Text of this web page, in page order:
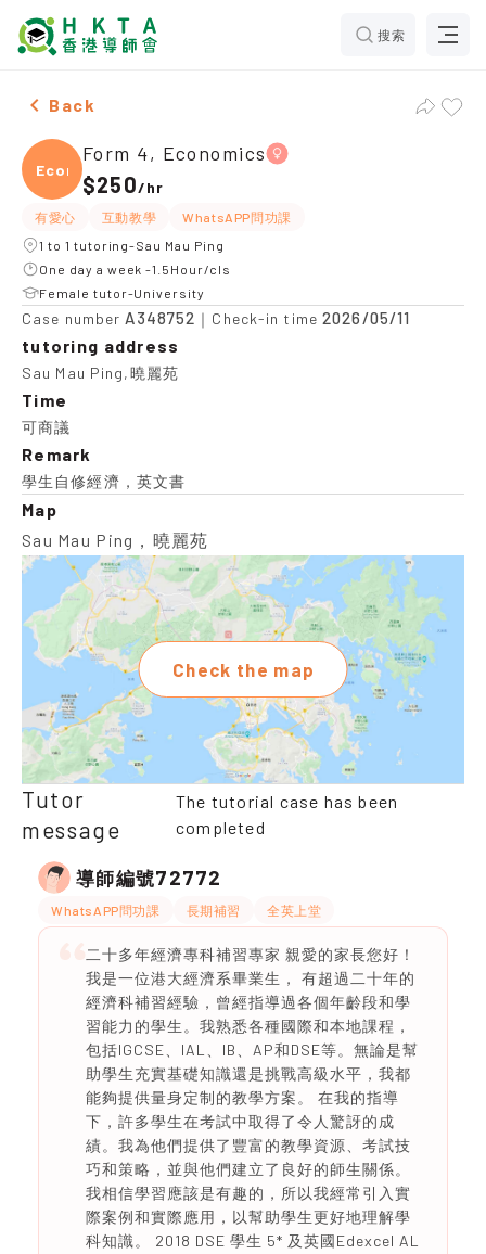
搜索
Female Form 4, Economics，Sau Mau Ping Tuition
Back
Econ
Form 4, Economics
$250/hr
有愛心 互動教學
WhatsAPP問功課
1 to 1 tutoring-Sau Mau Ping
One day a week -1.5Hour/cls
Female tutor-University
Case number A348752 ｜Check-in time2026/05/11
tutoring address
Sau Mau Ping,曉麗苑
Time
可商議
Remark
學生自修經濟，英文書
Map
Sau Mau Ping，曉麗苑
Check the map
Tutor
message
The tutorial case has been
completed
導師編號72772
WhatsAPP問功課 長期補習 全英上堂
二十多年經濟專科補習專家 親愛的家長您好！
我是一位港大經濟系畢業生， 有超過二十年的
經濟科補習經驗，曾經指導過各個年齡段和學
習能力的學生。我熟悉各種國際和本地課程，
包括IGCSE、IAL、IB、AP和DSE等。無論是幫
助學生充實基礎知識還是挑戰高級水平，我都
能夠提供量身定制的教學方案。 在我的指導
下，許多學生在考試中取得了令人驚訝的成
績。我為他們提供了豐富的教學資源、考試技
巧和策略，並與他們建立了良好的師生關係。
我相信學習應該是有趣的，所以我經常引入實
際案例和實際應用，以幫助學生更好地理解學
科知識。 2018 DSE 學生 5* 及英國Edexcel AL